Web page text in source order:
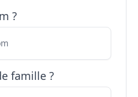
?
famille ?